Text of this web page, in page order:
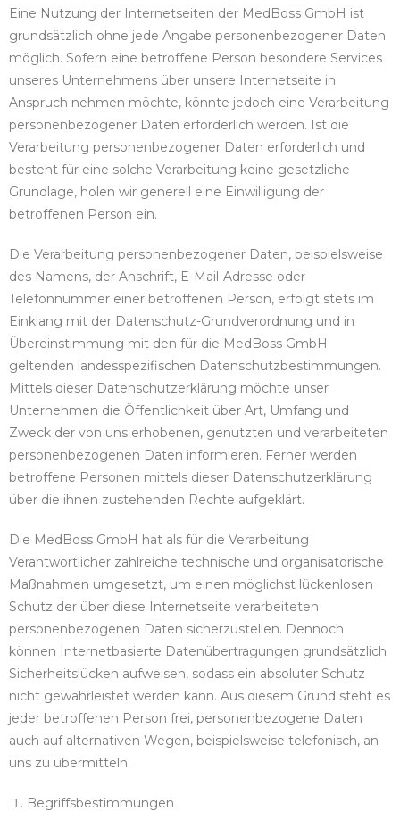
Eine Nutzung der Internetseiten der MedBoss GmbH ist
grundsätzlich ohne jede Angabe personenbezogener Daten
möglich. Sofern eine betroffene Person besondere Services
unseres Unternehmens über unsere Internetseite in
Anspruch nehmen möchte, könnte jedoch eine Verarbeitung
personenbezogener Daten erforderlich werden. Ist die
Verarbeitung personenbezogener Daten erforderlich und
besteht für eine solche Verarbeitung keine gesetzliche
Grundlage, holen wir generell eine Einwilligung der
betroffenen Person ein.
Die Verarbeitung personenbezogener Daten, beispielsweise
des Namens, der Anschrift, E-Mail-Adresse oder
Telefonnummer einer betroffenen Person, erfolgt stets im
Einklang mit der Datenschutz-Grundverordnung und in
Übereinstimmung mit den für die MedBoss GmbH
geltenden landesspezifischen Datenschutzbestimmungen.
Mittels dieser Datenschutzerklärung möchte unser
Unternehmen die Öffentlichkeit über Art, Umfang und
Zweck der von uns erhobenen, genutzten und verarbeiteten
personenbezogenen Daten informieren. Ferner werden
betroffene Personen mittels dieser Datenschutzerklärung
über die ihnen zustehenden Rechte aufgeklärt.
Die MedBoss GmbH hat als für die Verarbeitung
Verantwortlicher zahlreiche technische und organisatorische
Maßnahmen umgesetzt, um einen möglichst lückenlosen
Schutz der über diese Internetseite verarbeiteten
personenbezogenen Daten sicherzustellen. Dennoch
können Internetbasierte Datenübertragungen grundsätzlich
Sicherheitslücken aufweisen, sodass ein absoluter Schutz
nicht gewährleistet werden kann. Aus diesem Grund steht es
jeder betroffenen Person frei, personenbezogene Daten
auch auf alternativen Wegen, beispielsweise telefonisch, an
uns zu übermitteln.
Begriffsbestimmungen